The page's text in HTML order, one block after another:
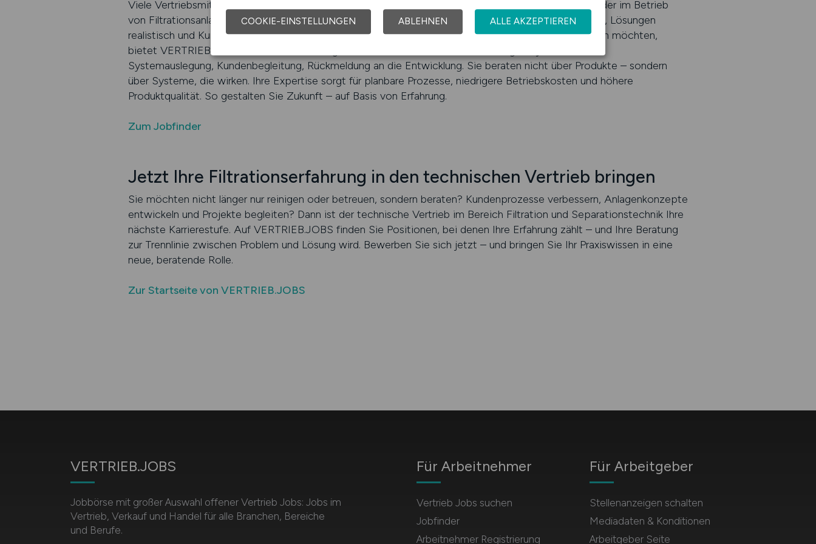
Viele Vertriebsmitarbeiter im Bereich Separationstechnik haben in der Wartung, Prozessbetreuung oder im Betrieb
von Filtrationsanlagen begonnen. Diese Erfahrung ist wertvoll – denn sie macht Beratung authentisch, Lösungen
realistisch und Kundenbeziehungen stabil. Wenn Sie diesen Schritt vom Anwender zum Berater gehen möchten,
bietet VERTRIEB.JOBS den idealen Einstieg. Ihre neue Rolle: technische Beratung, Projektkalkulation,
Systemauslegung, Kundenbegleitung, Rückmeldung an die Entwicklung. Sie beraten nicht über Produkte – sondern
über Systeme, die wirken. Ihre Expertise sorgt für planbare Prozesse, niedrigere Betriebskosten und höhere
Produktqualität. So gestalten Sie Zukunft – auf Basis von Erfahrung.
Zum Jobfinder
Jetzt Ihre Filtrationserfahrung in den technischen Vertrieb bringen
Sie möchten nicht länger nur reinigen oder betreuen, sondern beraten? Kundenprozesse verbessern, Anlagenkonzepte
entwickeln und Projekte begleiten? Dann ist der technische Vertrieb im Bereich Filtration und Separationstechnik Ihre
nächste Karrierestufe. Auf VERTRIEB.JOBS finden Sie Positionen, bei denen Ihre Erfahrung zählt – und Ihre Beratung
zur Trennlinie zwischen Problem und Lösung wird. Bewerben Sie sich jetzt – und bringen Sie Ihr Praxiswissen in eine
neue, beratende Rolle.
Zur Startseite von VERTRIEB.JOBS
VERTRIEB.JOBS
Jobbörse mit großer Auswahl offener Vertrieb Jobs: Jobs im
Vertrieb, Verkauf und Handel für alle Branchen, Bereiche
und Berufe.
Für Arbeitnehmer
Vertrieb Jobs suchen
Jobfinder
Arbeitnehmer Registrierung
Für Arbeitgeber
Stellenanzeigen schalten
Mediadaten & Konditionen
Arbeitgeber Seite
COOKIE-EINSTELLUNGEN ABLEHNEN ALLE AKZEPTIEREN